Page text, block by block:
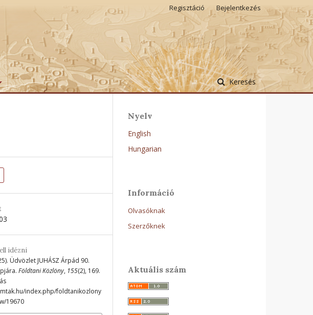
Keresés
Regisztáció Bejelentkezés
idézni
Üdvözlet JUHÁSZ Árpád 90.
Földtani Közlöny, 155(2), 169.
index.php/foldtanikozlony
19670
Nyelv
English
Hungarian
Információ
Olvasóknak
Szerzőknek
Aktuális szám